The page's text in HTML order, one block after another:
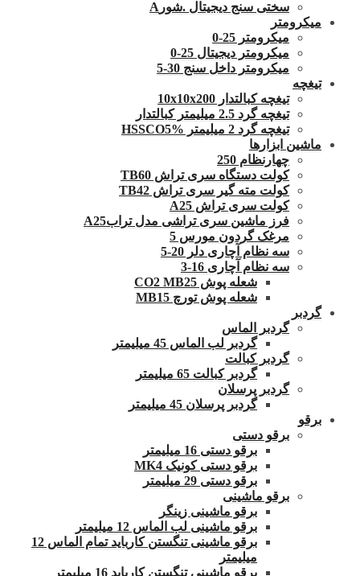
سختی سنج دیجیتال .شورA
میکرومتر
میکرومتر 25-0
میکرومتر دیجیتال 25-0
میکرومتر داخل سنج 30-5
تیغچه
تیغچه کبالتدار 10x10x200
تیغچه گرد 2.5 میلیمتر کبالتدار
تیغچه گرد 2 میلیمتر HSSCO5%
ماشین ابزارها
چهارنظام 250
کولت دستگاه سری تراش TB60
کولت مته گیر سری تراش TB42
کولت سری تراش A25
فرز ماشین سری تراشی مدل ترابA25
مرغک گردون مورس 5
سه نظام آچاری دلر 20-5
سه نظام آچاری 16-3
شعله پوش CO2 MB25
شعله پوش تورچ MB15
گردبر
گردبر الماس
گردبر لب الماس 45 میلیمتر
گردبر کبالت
گردبر کبالت 65 میلیمتر
گردبر پرسلان
گردبر پرسلان 45 میلیمتر
برقو
برقو دستی
برقو دستی 16 میلیمتر
برقو دستی کونیک MK4
برقو دستی 29 میلیمتر
برقو ماشینی
برقو ماشینی زینگر
برقو ماشینی لب الماس 12 میلیمتر
برقو ماشینی تنگستن کارباید تمام الماس 12
میلیمتر
برقو ماشینی تنگستن کارباید 16 میلیمتر